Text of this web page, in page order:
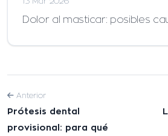
Dolor al masticar: posibles
Anterior
Prótesis dental
provisional: para qué